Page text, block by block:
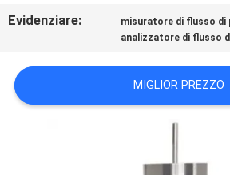
SITO
PRIVACY
POLICY
Evidenziare: misuratore di flusso di
analizzatore di flusso
MIGLIOR PREZZO